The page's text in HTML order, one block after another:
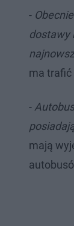
-
dostawy
ma trafić
-
mają